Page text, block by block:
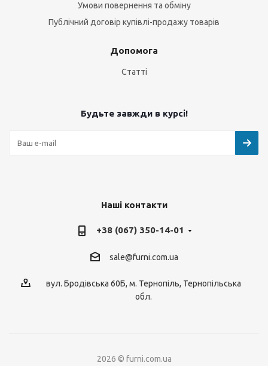
Умови повернення та обміну
Публічний договір купівлі-продажу товарів
Допомога
Статті
Будьте завжди в курсі!
Наші контакти
+38 (067) 350-14-01
sale@furni.com.ua
вул. Бродівська 60Б, м. Тернопіль, Тернопільська
обл.
2026 © furni.com.ua